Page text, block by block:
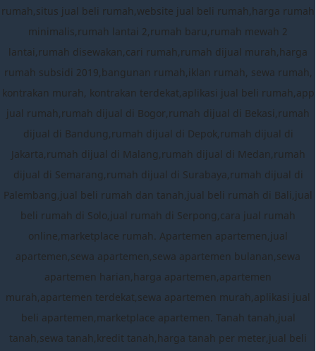
rumah,situs jual beli rumah,website jual beli rumah,harga rumah
minimalis,rumah lantai 2,rumah baru,rumah mewah 2
lantai,rumah disewakan,cari rumah,rumah dijual murah,harga
rumah subsidi 2019,bangunan rumah,iklan rumah, sewa rumah,
kontrakan murah, kontrakan terdekat,aplikasi jual beli rumah,app
jual rumah,rumah dijual di Bogor,rumah dijual di Bekasi,rumah
dijual di Bandung,rumah dijual di Depok,rumah dijual di
Jakarta,rumah dijual di Malang,rumah dijual di Medan,rumah
dijual di Semarang,rumah dijual di Surabaya,rumah dijual di
Palembang,jual beli rumah dan tanah,jual beli rumah di Bali,jual
beli rumah di Solo,jual rumah di Serpong,cara jual rumah
online,marketplace rumah. Apartemen apartemen,jual
apartemen,sewa apartemen,sewa apartemen bulanan,sewa
apartemen harian,harga apartemen,apartemen
murah,apartemen terdekat,sewa apartemen murah,aplikasi jual
beli apartemen,marketplace apartemen. Tanah tanah,jual
tanah,sewa tanah,kredit tanah,harga tanah per meter,jual beli